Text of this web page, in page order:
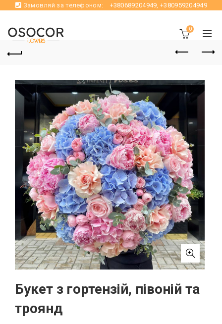
Замовляй за телефоном: +380689204949,+380959204949
0
Букет з гортензій, півоній та
троянд